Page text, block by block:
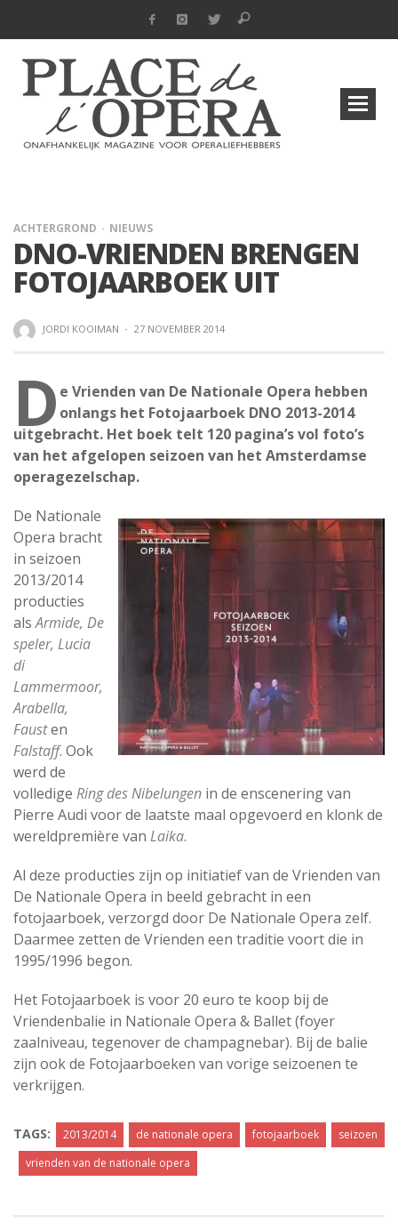
ACHTERGROND NIEUWS
DNO-VRIENDEN BRENGEN
FOTOJAARBOEK UIT
JORDI KOOIMAN · 27 NOVEMBER 2014
D e Vrienden van De Nationale Opera hebben
onlangs het Fotojaarboek DNO 2013-2014
uitgebracht. Het boek telt 120 pagina’s vol foto’s
van het afgelopen seizoen van het Amsterdamse
operagezelschap.
De Nationale
Opera bracht
in seizoen
2013/2014
producties
alsArmide, De
speler, Lucia
di
Lammermoor,
Arabella,
Fausten
Falstaff. Ook
werd de
volledige Ring des Nibelungen in de enscenering van
Pierre Audi voor de laatste maal opgevoerd en klonk de
wereldpremière van Laika.
Al deze producties zijn op initiatief van de Vrienden van
De Nationale Opera in beeld gebracht in een
fotojaarboek, verzorgd door De Nationale Opera zelf.
Daarmee zetten de Vrienden een traditie voort die in
1995/1996 begon.
Het Fotojaarboek is voor 20 euro te koop bij de
Vriendenbalie in Nationale Opera & Ballet (foyer
zaalniveau, tegenover de champagnebar). Bij de balie
zijn ook de Fotojaarboeken van vorige seizoenen te
verkrijgen.
TAGS: 2013/2014 de nationale opera fotojaarboek
seizoen
vrienden van de nationale opera